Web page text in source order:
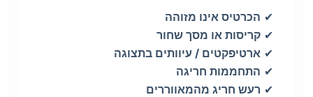
✔ הכרטיס אינו מזוהה
✔ קריסות או מסך שחור
✔ ארטיפקטים / עיוותים בתצוגה
✔ התחממות חריגה
✔ רעש חריג מהמאווררים